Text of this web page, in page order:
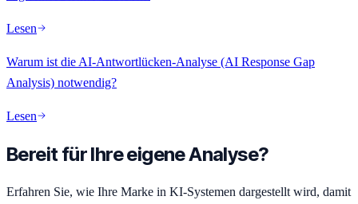
Lesen
Warum ist die AI-Antwortlücken-Analyse (AI Response Gap
Analysis) notwendig?
Lesen
Bereit für Ihre eigene Analyse?
Erfahren Sie, wie Ihre Marke in KI-Systemen dargestellt wird, damit